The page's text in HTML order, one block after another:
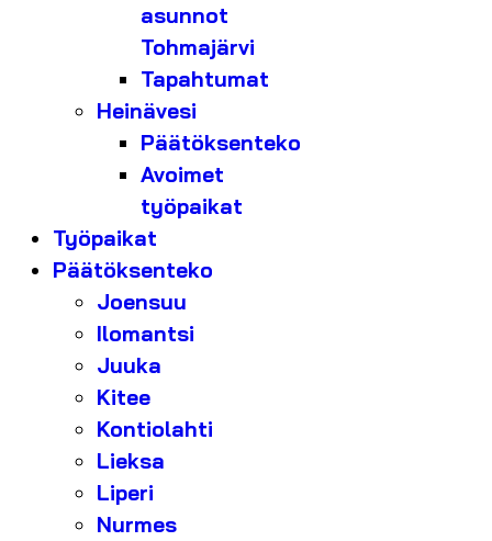
asunnot
Tohmajärvi
Tapahtumat
Heinävesi
Päätöksenteko
Avoimet
työpaikat
Työpaikat
Päätöksenteko
Joensuu
Ilomantsi
Juuka
Kitee
Kontiolahti
Lieksa
Liperi
Nurmes